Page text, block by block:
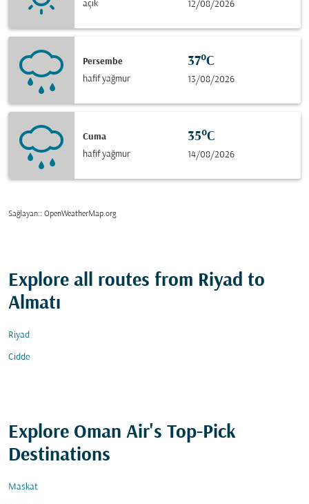
açık
12/08/2026
Persembe
hafif yağmur
37°C
13/08/2026
Cuma
hafif yağmur
35°C
14/08/2026
Sağlayan:: OpenWeatherMap.org
Explore all routes from Riyad to
Almatı
Riyad
Cidde
Explore Oman Air's Top-Pick
Destinations
Maskat